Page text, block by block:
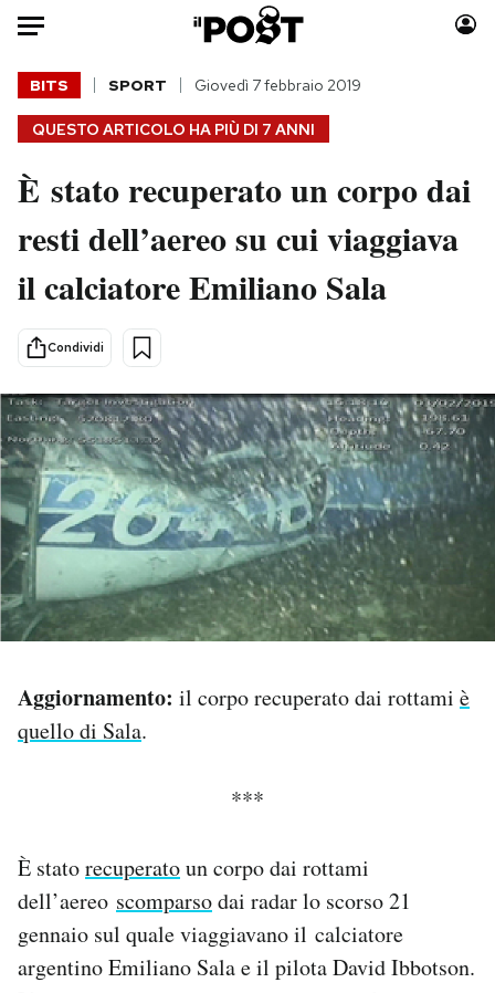
Auto
HOME
Italia
Politica
Tecnologia
Scienza
Economia
Sport
Moda
Consumismi
Storie/Idee
Altrecose
Mondiali calcio 2026
PODCAST
NEWSLETTER
I MIEI PREFERITI
AREA PERSONALE
Area Personale
Newsletter
QUESTO ARTICOLO HA PIÙ DI 7 ANNI
BITS SPORT Giovedì 7 febbraio 2019
È stato recuperato un corpo dai
resti dell’aereo su cui viaggiava
il calciatore Emiliano Sala
Condividi
Aggiornamento: il corpo recuperato dai rottami è
quello di Sala.
***
È statorecuperatoun corpo dai rottami
dell’aereo scomparsodai radar lo scorso 21
gennaio sul quale viaggiavano il calciatore
argentino Emiliano Sala e il pilota David Ibbotson.